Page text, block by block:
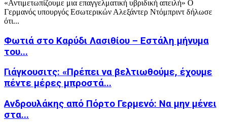
«Αντιμετωπίζουμε μια επαγγελματική υβριδική απειλή» Ο
Γερμανός υπουργός Εσωτερικών Αλεξάντερ Ντόμπριντ δήλωσε
ότι...
Φωτιά στο Καρύδι Λασιθίου – Εστάλη μήνυμα
του...
Γιάγκουσιτς: «Πρέπει να βελτιωθούμε, έχουμε
πέντε μέρες μπροστά...
Ανδρουλάκης από Πόρτο Γερμενό: Να μην μένει
στα...